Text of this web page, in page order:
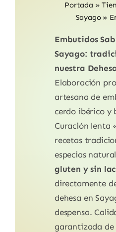
Portada »
Sayago»
Embutidos
Sayago:
nuestra
Elaboración
artesana de
cerdo ibérico y
Curación lenta
recetas
especias
gluten y sin
directamente
dehesa en
despensa.
garantizada de